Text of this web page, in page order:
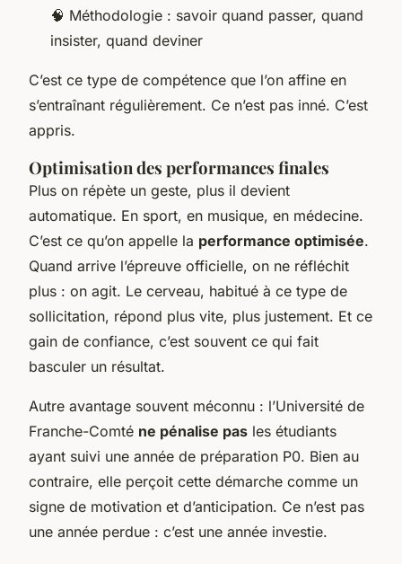
🧠 Méthodologie : savoir quand passer, quand
insister, quand deviner
C’est ce type de compétence que l’on affine en
s’entraînant régulièrement. Ce n’est pas inné. C’est
appris.
Optimisation des performances finales
Plus on répète un geste, plus il devient
automatique. En sport, en musique, en médecine.
C’est ce qu’on appelle la performance optimisée.
Quand arrive l’épreuve officielle, on ne réfléchit
plus : on agit. Le cerveau, habitué à ce type de
sollicitation, répond plus vite, plus justement. Et ce
gain de confiance, c’est souvent ce qui fait
basculer un résultat.
Autre avantage souvent méconnu : l’Université de
Franche-Comté ne pénalise pas les étudiants
ayant suivi une année de préparation P0. Bien au
contraire, elle perçoit cette démarche comme un
signe de motivation et d’anticipation. Ce n’est pas
une année perdue : c’est une année investie.